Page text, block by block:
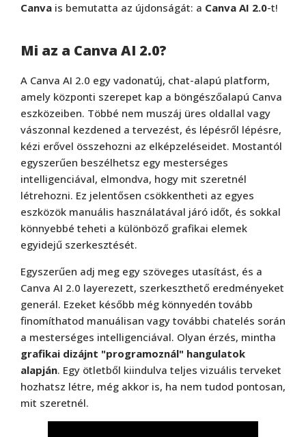
Canva is bemutatta az újdonságát: a Canva AI 2.0-t!
Mi az a Canva AI 2.0?
A Canva AI 2.0 egy vadonatúj, chat-alapú platform,
amely központi szerepet kap a böngészőalapú Canva
eszközeiben. Többé nem muszáj üres oldallal vagy
vászonnal kezdened a tervezést, és lépésről lépésre,
kézi erővel összehozni az elképzeléseidet. Mostantól
egyszerűen beszélhetsz egy mesterséges
intelligenciával, elmondva, hogy mit szeretnél
létrehozni. Ez jelentősen csökkentheti az egyes
eszközök manuális használatával járó időt, és sokkal
könnyebbé teheti a különböző grafikai elemek
egyidejű szerkesztését.
Egyszerűen adj meg egy szöveges utasítást, és a
Canva AI 2.0 layerezett, szerkeszthető eredményeket
generál. Ezeket később még könnyedén tovább
finomíthatod manuálisan vagy további chatelés során
a mesterséges intelligenciával. Olyan érzés, mintha
grafikai dizájnt "programoznál" hangulatok
alapján. Egy ötletből kiindulva teljes vizuális terveket
hozhatsz létre, még akkor is, ha nem tudod pontosan,
mit szeretnél.